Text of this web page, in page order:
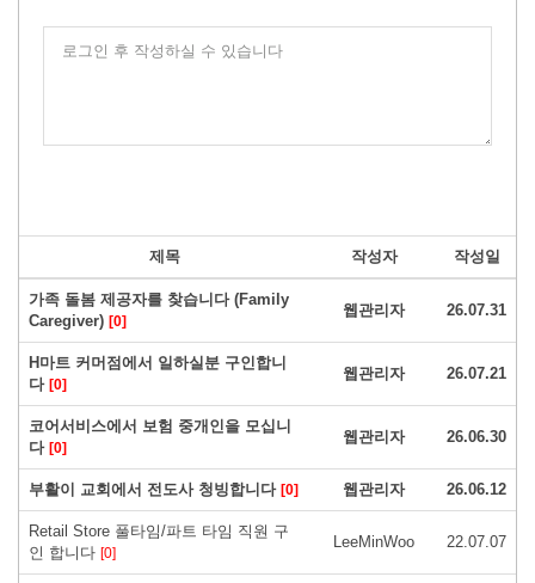
로그인 후 작성하실 수 있습니다
제목 작성자 작성일
가족 돌봄 제공자를 찾습니다 (Family
Caregiver) [0]
웹관리자 26.07.31
H마트 커머점에서 일하실분 구인합니
다 [0]
웹관리자 26.07.21
코어서비스에서 보험 중개인을 모십니
다 [0]
웹관리자 26.06.30
부활이 교회에서 전도사 청빙합니다 [0] 웹관리자 26.06.12
Retail Store 풀타임/파트 타임 직원 구
인 합니다 [0]
LeeMinWoo 22.07.07